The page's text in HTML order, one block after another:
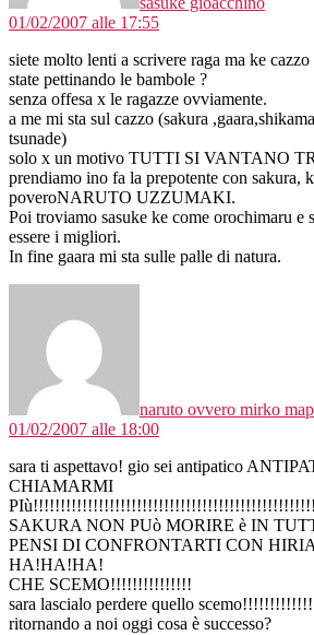
01/02/2007 alle 17:55
siete molto lenti a scrivere raga ma ke cazzo
state pettinando le bambole ?
senza offesa x le ragazze ovviamente.
a me mi sta sul cazzo (sakura
tsunade)
solo x un motivo TUTTI SI VANTANO
prendiamo ino fa la prepotente con sakura,
poveroNARUTO UZZUMAKI.
Poi troviamo sasuke ke come orochimaru e
essere i migliori.
In fine gaara mi sta sulle palle di natura.
naruto ovvero mirko
01/02/2007 alle 18:00
sara ti aspettavo! gio sei antipatico
CHIAMARMI
SAKURA NON PUò MORIRE è IN
PENSI DI CONFRONTARTI CON
HA!HA!HA!
CHE SCEMO!!!!!!!!!!!!!!!
sara lascialo perdere quello
ritornando a noi oggi cosa è successo?